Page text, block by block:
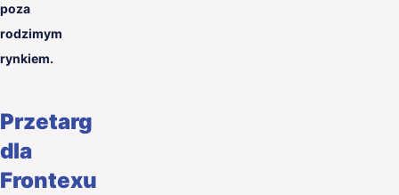
poza
rodzimym
rynkiem.
Przetarg
dla
Frontexu